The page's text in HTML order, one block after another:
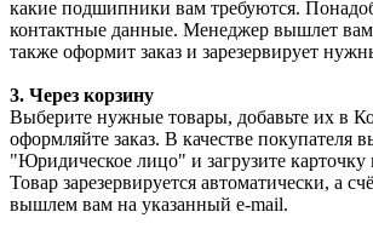
какие подшипники вам требуются.
контактные данные. Менеджер вышлет вам
также оформит заказ и зарезервирует
3. Через корзину
Выберите нужные товары, добавьте их в
оформляйте заказ. В качестве покупателя
"Юридическое лицо" и загрузите карточку
Товар зарезервируется автоматически, а
вышлем вам на указанный e-mail.